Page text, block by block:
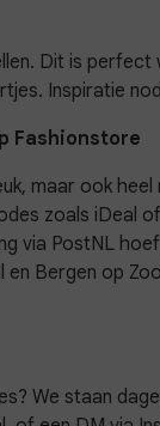
Dit is
Inspiratie
Fashionstore
maar ook
zoals iDeal
via PostNL
en Bergen op
We staan